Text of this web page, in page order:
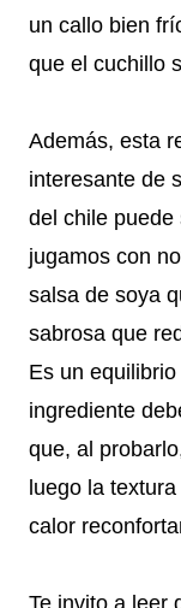
un callo bien
que el cuchillo
Además, esta
interesante de
del chile
jugamos con
salsa de soya
sabrosa que
Es un
ingrediente
que, al
luego la
calor
Te invito a leer